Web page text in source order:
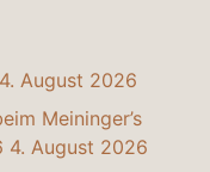
4. August 2026
Meininger’s
4. August 2026